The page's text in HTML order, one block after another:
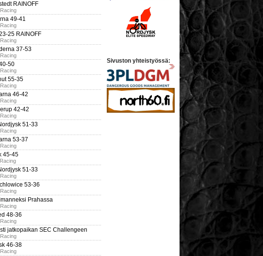
RAINOFF
49-41
25 RAINOFF
37-53
50
55-35
46-42
42-42
51-33
53-37
45-45
51-33
53-36
Prahassa
48-36
jatkopaikan SEC Challengeen
46-38
Sivuston yhteistyössä: